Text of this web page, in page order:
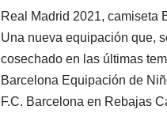
Real Madrid 2021, camiseta
Una nueva equipación que,
cosechado en las últimas
Barcelona Equipación de
F.C. Barcelona en Rebajas